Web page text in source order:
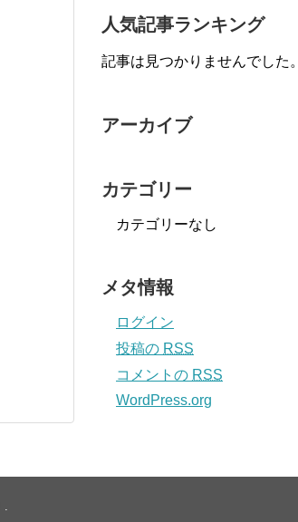
人気記事ランキング
記事は見つかりませんでした。
アーカイブ
カテゴリー
カテゴリーなし
メタ情報
ログイン
投稿の RSS
コメントの RSS
WordPress.org
.